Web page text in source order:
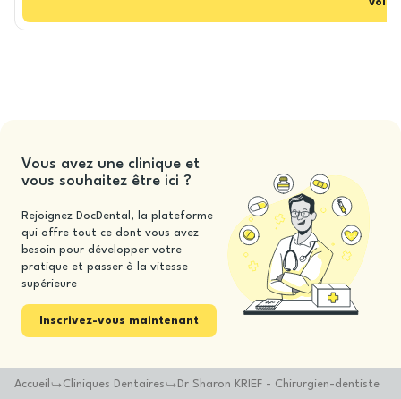
Vous avez une clinique et
vous souhaitez être ici ?
Rejoignez DocDental, la plateforme
qui offre tout ce dont vous avez
besoin pour développer votre
pratique et passer à la vitesse
supérieure
Inscrivez-vous maintenant
Accueil Cliniques Dentaires Dr Sharon KRIEF - Chirurgien-dentiste